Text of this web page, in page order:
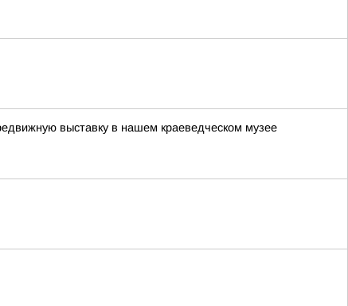
выставку в нашем краеведческом музее